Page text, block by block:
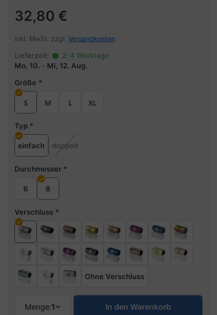
32,80 €
inkl. MwSt. zzgl. Versandkosten
Lieferzeit:
2-4 Werktage
Mo, 10. - Mi, 12. Aug.
Größe
Typ
einfach doppelt
Durchmesser
6 8
Verschluss
Ohne Verschluss
Menge:1 In den Warenkorb